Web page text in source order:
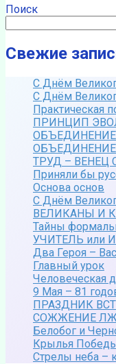
Поиск
Свежие
С Днём
С Днём
Практическая
ПРИНЦИП
ОБЪЕДИНЕНИЕ
ТРУД – ВЕНЕЦ
Приняли бы
Основа основ
С Днём
ВЕЛИКАНЫ И
Тайны
УЧИТЕЛЬ или
Два Героя –
Главный урок
Человеческая
9 Мая – 81
ПРАЗДНИК
СОЖЖЕНИЕ
Белобог и
Крылья
Стрелы неба –